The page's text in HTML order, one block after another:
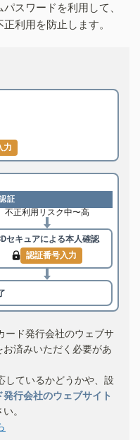
スワードを利用して、
利用を防止します。
力
証
不正利用リスク中〜高
セキュアによる本人確認
認証番号入力
ード発行会社のウェブサ
済みいただく必要があ
しているかどうかや、設
発行会社のウェブサイト
。